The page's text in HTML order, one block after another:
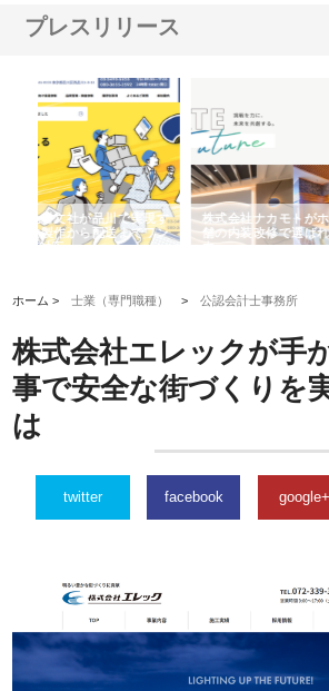
プレスリリース
株式会社スプリングエフが選ば
れる理由とOEMアパレル製造の
強み
桑木給食
ばれる手作
ホーム >士業（専門職種） >公認会計士事務所
株式会社エレックが手
事で安全な街づくりを
は
twitter facebook google+